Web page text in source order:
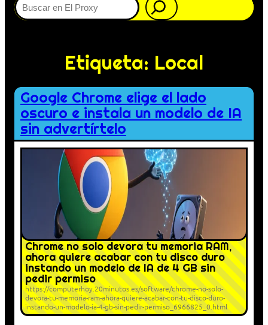
Etiqueta: Local
Google Chrome elige el lado
oscuro e instala un modelo de IA
sin advertírtelo
Chrome no solo devora tu memoria RAM,
ahora quiere acabar con tu disco duro
instando un modelo de IA de 4 GB sin
pedir permiso
https://computerhoy.20minutos.es/software/chrome-no-solo-
devora-tu-memoria-ram-ahora-quiere-acabar-con-tu-disco-duro-
instando-un-modelo-ia-4-gb-sin-pedir-permiso_6966825_0.html